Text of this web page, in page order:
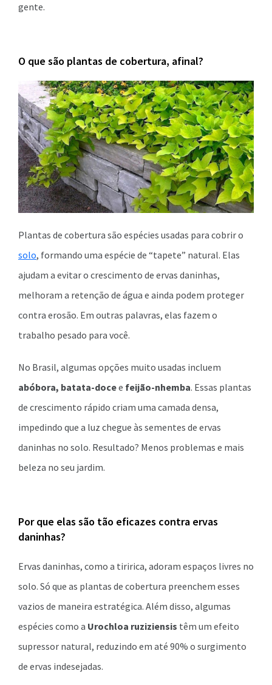
gente.
O que são plantas de cobertura, afinal?
Plantas de cobertura são espécies usadas para cobrir o
solo, formando uma espécie de “tapete” natural. Elas
ajudam a evitar o crescimento de ervas daninhas,
melhoram a retenção de água e ainda podem proteger
contra erosão. Em outras palavras, elas fazem o
trabalho pesado para você.
No Brasil, algumas opções muito usadas incluem
abóbora, batata-docee feijão-nhemba. Essas plantas
de crescimento rápido criam uma camada densa,
impedindo que a luz chegue às sementes de ervas
daninhas no solo. Resultado? Menos problemas e mais
beleza no seu jardim.
Por que elas são tão eficazes contra ervas
daninhas?
Ervas daninhas, como a tiririca, adoram espaços livres no
solo. Só que as plantas de cobertura preenchem esses
vazios de maneira estratégica. Além disso, algumas
espécies como a Urochloa ruziziensis têm um efeito
supressor natural, reduzindo em até 90% o surgimento
de ervas indesejadas.